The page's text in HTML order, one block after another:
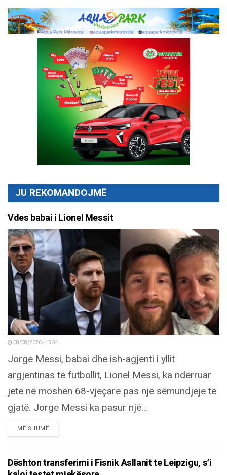
JU REKOMANDOJMË
Vdes babai i Lionel Messit
08/08/2026 - 15:34
Jorge Messi, babai dhe ish-agjenti i yllit
argjentinas të futbollit, Lionel Messi, ka ndërruar
jetë në moshën 68-vjeçare pas një sëmundjeje të
gjatë. Jorge Messi ka pasur një...
MË SHUMËDETAILS
Dështon transferimi i Fisnik Asllanit te Leipzigu, s’i